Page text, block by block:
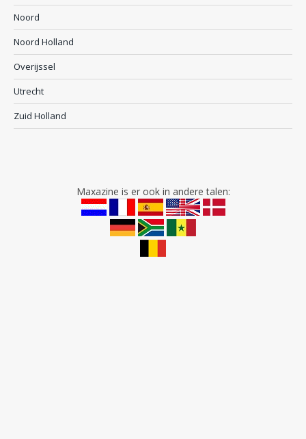
Noord
Noord Holland
Overijssel
Utrecht
Zuid Holland
Maxazine is er ook in andere talen: